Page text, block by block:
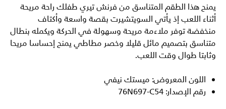
يمنح هذا الطقم المتناسق من فرنش تيري طفلك راحة مريحة
أثناء اللعب إذ يأتي السويتشيرت بقصة واسعة وأكتاف
منخفضة توفر ملاءمة مريحة وسهولة في الحركة ويكمله بنطال
متناسق بتصميم مائل قليلا وخصر مطاطي يمنح إحساسا مريحا
وثابتا طوال وقت اللعب.
اللون المعروض: ميستك نيفي
رقم الإصدار: 76N697-C54